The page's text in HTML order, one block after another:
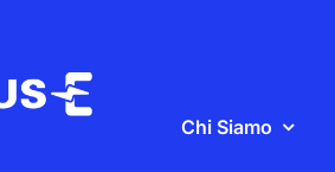
Chi Siamo